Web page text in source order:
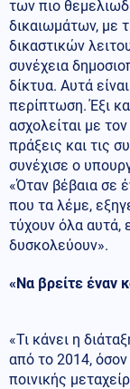
των πιο
δικαιωμάτων, με
δικαστικών
συνέχεια
δίκτυα. Αυτά
περίπτωση. Έξι
ασχολείται με
πράξεις και τις
συνέχισε ο
«Όταν βέβαια σε
που τα λέμε,
τύχουν όλα αυτά,
δυσκολεύουν».
«Να βρείτε έναν
«Τι κάνει η
από το 2014,
ποινικής